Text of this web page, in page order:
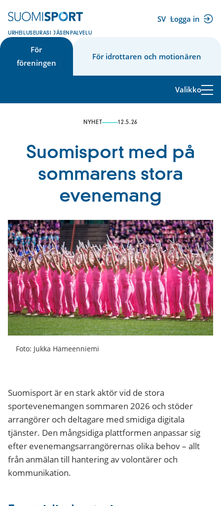
till
URHEILUSEURASI JÄSENPALVELU
SV Logga in
(extern
För
föreningen
För idrottaren och motionären
Valikko
NYHET 12.5.26
Suomisport med på
sommarens stora
evenemang
Foto: Jukka Hämeenniemi
Suomisport är en stark aktör vid de stora
sportevenemangen sommaren 2026 och stöder
arrangörer och deltagare med smidiga digitala
tjänster. Den mångsidiga plattformen anpassar sig
efter evenemangsarrangörernas olika behov – allt
från anmälan till hantering av volontärer och
kommunikation.